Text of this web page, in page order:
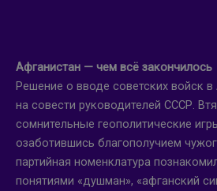
Афганистан — чем всё закончилось
Решение о вводе советских войск в
на совести руководителей СССР.
сомнительные геополитические
озаботившись благополучием
партийная номенклатура
понятиями «душман», «афганский